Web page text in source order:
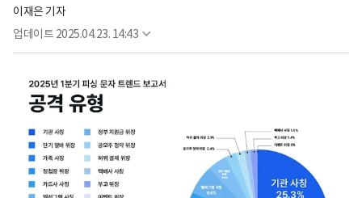
이재은 기자
업데이트 2025.04.23. 14:43